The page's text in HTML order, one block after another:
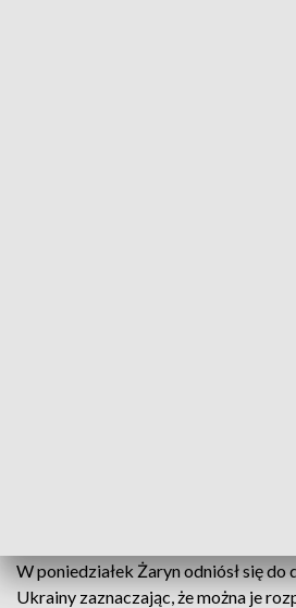
W poniedziałek Żaryn odniósł się do
Ukrainy zaznaczając, że można je